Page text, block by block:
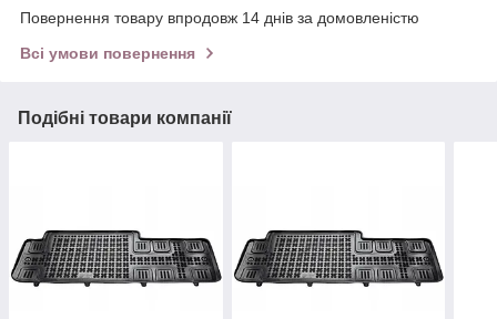
Повернення товару впродовж 14 днів за домовленістю
Всі умови повернення
Подібні товари компанії